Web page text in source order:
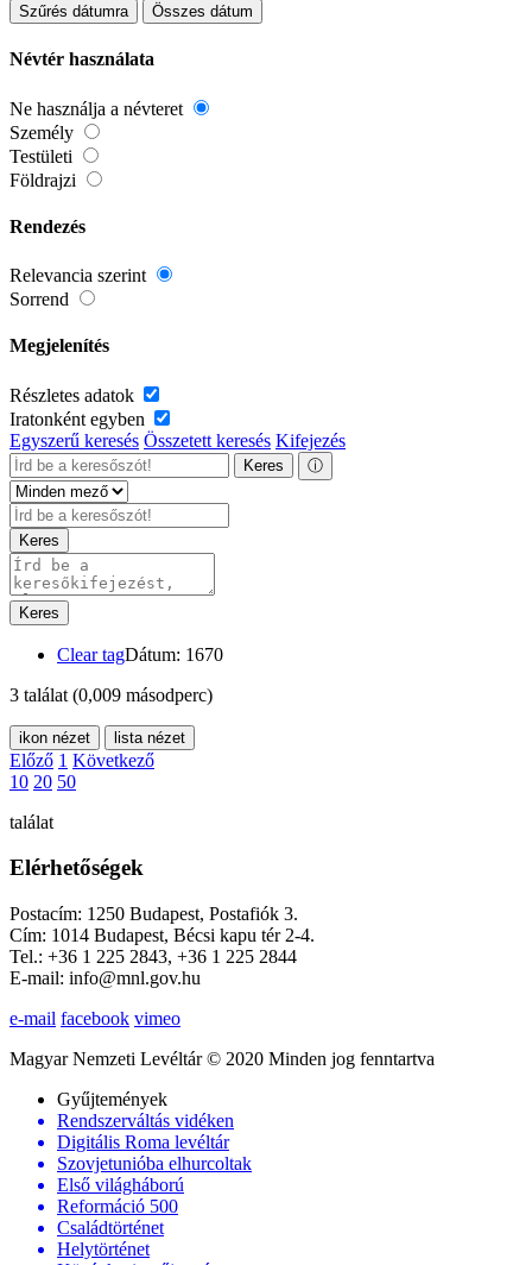
Szűrés dátumra Összes dátum
Névtér használata
Ne használja a névteret
Személy
Testületi
Földrajzi
Rendezés
Relevancia szerint
Sorrend
Megjelenítés
Részletes adatok
Iratonként egyben
Egyszerű keresés Összetett keresés Kifejezés
Keres ⓘ
Keres
Keres
Clear tagDátum: 1670
3 találat (0,009 másodperc)
ikon nézet lista nézet
Előző 1 Következő
10 20 50
találat
Elérhetőségek
Postacím: 1250 Budapest, Postafiók 3.
Cím: 1014 Budapest, Bécsi kapu tér 2-4.
Tel.: +36 1 225 2843, +36 1 225 2844
E-mail: info@mnl.gov.hu
e-mail facebook vimeo
Magyar Nemzeti Levéltár © 2020 Minden jog fenntartva
Gyűjtemények
Rendszerváltás vidéken
Digitális Roma levéltár
Szovjetunióba elhurcoltak
Első világháború
Reformáció 500
Családtörténet
Helytörténet